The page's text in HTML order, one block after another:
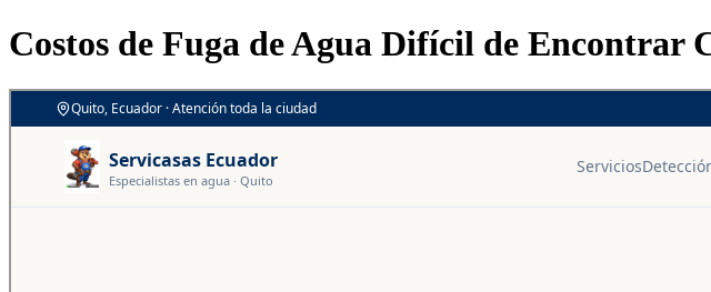
Costos de Fuga de Agua Difícil de Encontrar